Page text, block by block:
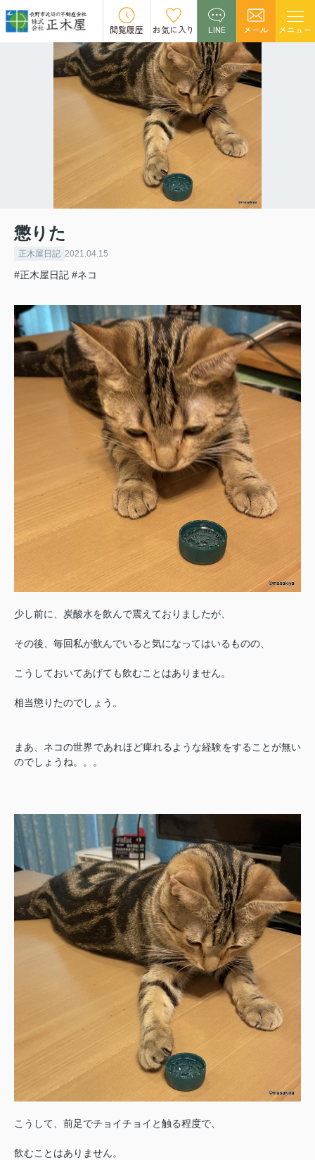
閲覧履歴 お気に入り LINE メール メニュー
懲りた
正木屋日記 2021.04.15
#正木屋日記 #ネコ
少し前に、炭酸水を飲んで震えておりましたが、
その後、毎回私が飲んでいると気になってはいるものの、
こうしておいてあげても飲むことはありません。
相当懲りたのでしょう。
まあ、ネコの世界であれほど痺れるような経験をすることが無い
のでしょうね。。。
こうして、前足でチョイチョイと触る程度で、
飲むことはありません。